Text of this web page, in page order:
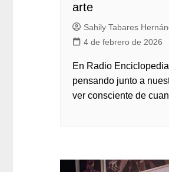
arte
Sahily Tabares
4 de febrero de 2026
En Radio
pensando junto a
ver consciente de